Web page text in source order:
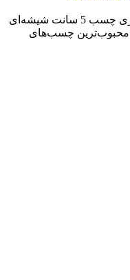
چسب 5 سانت شیشه ای هرکولس مالزی چسب 5 سانت شیشه‌ای
محبوب‌ترین چسب‌های